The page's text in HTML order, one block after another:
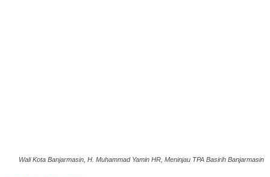
Wali Kota Banjarmasin, H. Muhammad Yamin HR, Meninjau TPA Basirih Banjarmasin